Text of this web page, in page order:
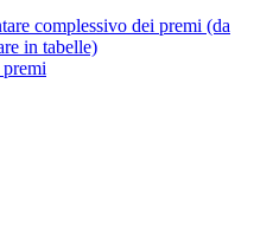
complessivo dei premi (da
in tabelle)